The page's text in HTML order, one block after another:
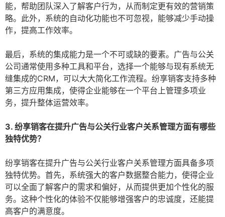
能，帮助团队深入了解客户行为，从而制定更有效的营销策
略。此外，系统的自动化功能也不可忽视，能够减少手动操
作，提高工作效率。
最后，系统的集成能力是一个不可或缺的要素。广告与公关
公司通常使用多种工具和平台，选择一个能够与现有系统无
缝集成的CRM，可以大大简化工作流程。纷享销客支持多种
第三方应用集成，使得企业能够在一个平台上管理多项业
务，提升整体运营效率。
3. 纷享销客在提升广告与公关行业客户关系管理方面有哪些
独特优势？
纷享销客在提升广告与公关行业客户关系管理方面具备多项
独特优势。首先，系统强大的客户数据整合能力，使得企业
可以全面了解客户的需求和偏好，从而提供更加个性化的服
务。这种个性化的体验不仅能够增强客户的忠诚度，还能提
高客户的满意度。